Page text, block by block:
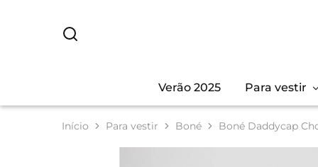
Verão 2025 Para vestir
Início Para vestir Boné Boné Daddycap